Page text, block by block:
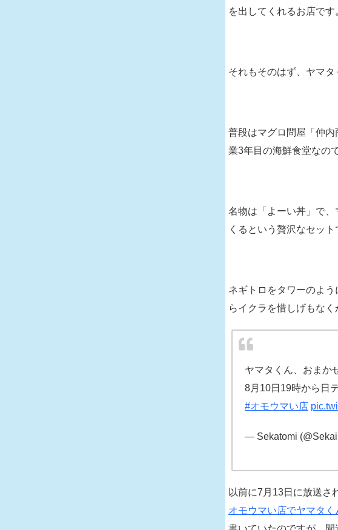
を出してくれるお店です
それもそのはず、ヤマタ
普段はマグロ問屋「仲
業3年目の海鮮食堂なので
名物は「よーい丼」で
くるという贅沢なセッ
ネギトロをタワーのよ
らイクラを惜しげもな
ヤマタくん、おまか
8月10日19時から日
#オモウマい店
— Sekatomi
以前に7月13日に放送さ
オモウマい店でヤマタ